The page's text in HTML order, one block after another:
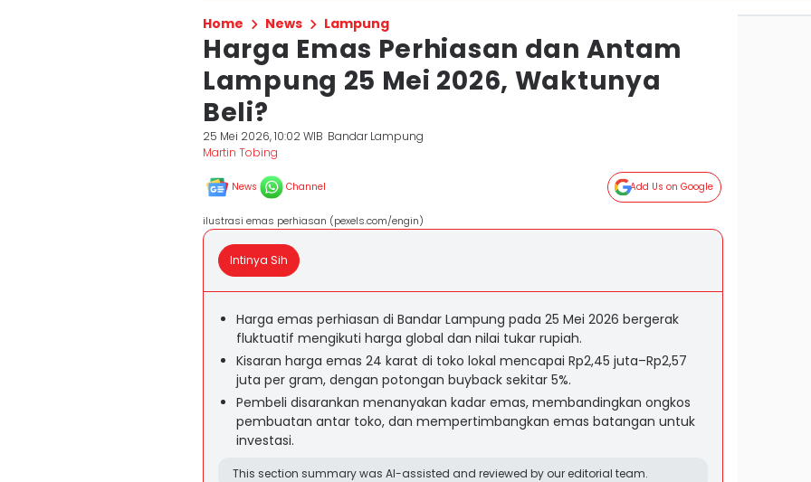
Home News Lampung
Harga Emas Perhiasan dan Antam
Lampung 25 Mei 2026, Waktunya
Beli?
25 Mei 2026, 10:02 WIB Bandar Lampung
Martin Tobing
News Channel Add Us on Google
ilustrasi emas perhiasan (pexels.com/engin)
Intinya Sih
Harga emas perhiasan di Bandar Lampung pada 25 Mei 2026 bergerak
fluktuatif mengikuti harga global dan nilai tukar rupiah.
Kisaran harga emas 24 karat di toko lokal mencapai Rp2,45 juta–Rp2,57
juta per gram, dengan potongan buyback sekitar 5%.
Pembeli disarankan menanyakan kadar emas, membandingkan ongkos
pembuatan antar toko, dan mempertimbangkan emas batangan untuk
investasi.
This section summary was AI-assisted and reviewed by our editorial team.